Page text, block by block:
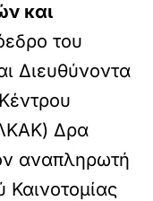
και
του
Διευθύνοντα
Δρα
αναπληρωτή
Καινοτομίας